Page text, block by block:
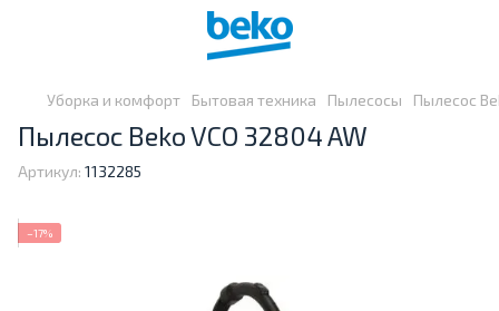
Уборка и комфорт Бытовая техника Пылесосы Пылесос
Пылесос Beko VCO 32804 AW
Артикул: 1132285
−17%